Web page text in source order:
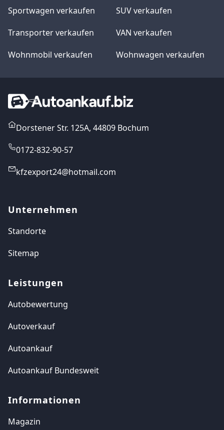
Sportwagen verkaufen
SUV verkaufen
Transporter verkaufen
VAN verkaufen
Wohnmobil verkaufen
Wohnwagen verkaufen
Dorstener Str. 125A, 44809 Bochum
0172-832-90-57
kfzexport24@hotmail.com
Unternehmen
Standorte
Sitemap
Leistungen
Autobewertung
Autoverkauf
Autoankauf
Autoankauf Bundesweit
Informationen
Magazin